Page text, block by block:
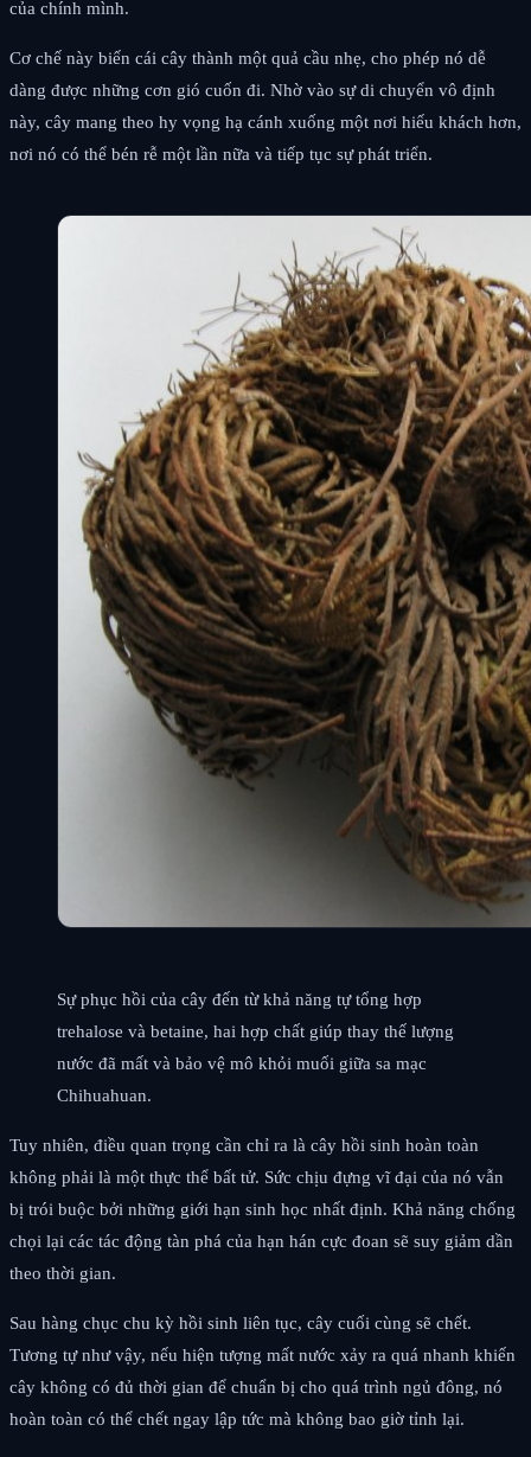
của chính mình.
Cơ chế này biến cái cây thành một quả cầu nhẹ, cho phép nó dễ
dàng được những cơn gió cuốn đi. Nhờ vào sự di chuyển vô định
này, cây mang theo hy vọng hạ cánh xuống một nơi hiếu khách hơn,
nơi nó có thể bén rễ một lần nữa và tiếp tục sự phát triển.
Sự phục hồi của cây đến từ khả năng tự tổng hợp
trehalose và betaine, hai hợp chất giúp thay thế lượng
nước đã mất và bảo vệ mô khỏi muối giữa sa mạc
Chihuahuan.
Tuy nhiên, điều quan trọng cần chỉ ra là cây hồi sinh hoàn toàn
không phải là một thực thể bất tử. Sức chịu đựng vĩ đại của nó vẫn
bị trói buộc bởi những giới hạn sinh học nhất định. Khả năng chống
chọi lại các tác động tàn phá của hạn hán cực đoan sẽ suy giảm dần
theo thời gian.
Sau hàng chục chu kỳ hồi sinh liên tục, cây cuối cùng sẽ chết.
Tương tự như vậy, nếu hiện tượng mất nước xảy ra quá nhanh khiến
cây không có đủ thời gian để chuẩn bị cho quá trình ngủ đông, nó
hoàn toàn có thể chết ngay lập tức mà không bao giờ tỉnh lại.